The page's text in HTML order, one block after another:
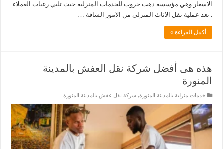
الاسعار وهي مؤسسة دهب جروب للخدمات المنزلية حيث تلبي رغبات العملاء
. تعد عملية نقل الاثاث المنزلي من الامور الشاقة …
أكمل القراءة »
هذه هى أفضل شركة نقل العفش بالمدينة
المنورة
خدمات منزلية بالمدينة المنورة,شركة نقل عفش بالمدينة المنورة